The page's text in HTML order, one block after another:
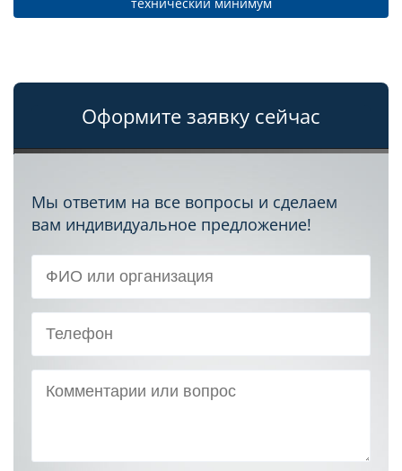
Оформите заявку сейчас
Мы ответим на все вопросы и сделаем
вам индивидуальное предложение!